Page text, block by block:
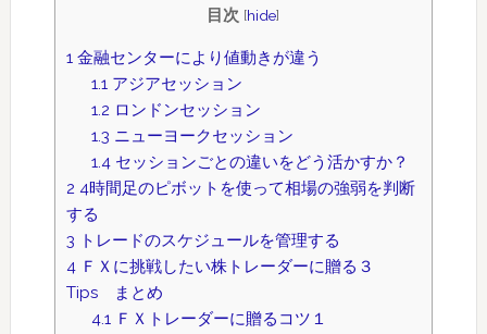
目次 [hide]
1金融センターにより値動きが違う
1.1アジアセッション
1.2ロンドンセッション
1.3 ニューヨークセッション
1.4セッションごとの違いをどう活かすか？
24時間足のピボットを使って相場の強弱を判断
する
3 トレードのスケジュールを管理する
4ＦＸに挑戦したい株トレーダーに贈る３
Tips まとめ
4.1ＦＸトレーダーに贈るコツ１